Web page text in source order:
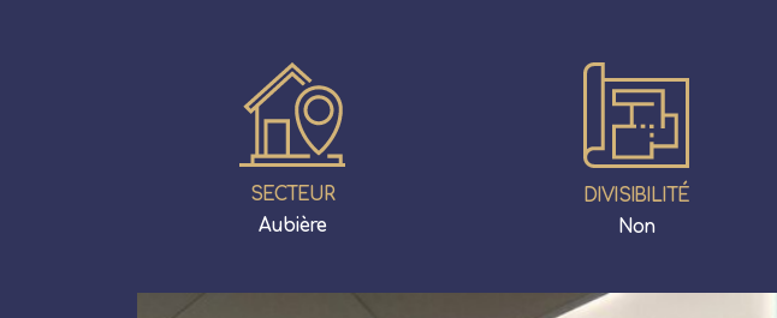
SECTEUR
Aubière
DIVISIBILITÉ
Non